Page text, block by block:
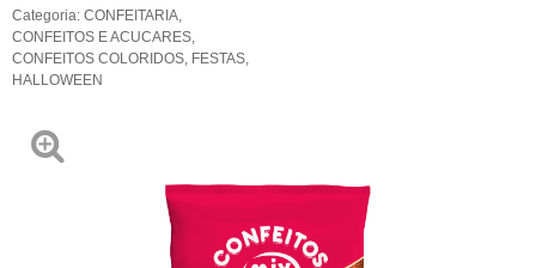
Categoria: CONFEITARIA
CONFEITOS E ACUCARES
CONFEITOS COLORIDOS FESTAS
HALLOWEEN